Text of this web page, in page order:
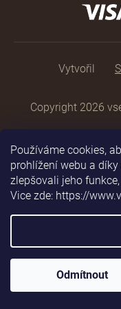
Používáme cookies,
prohlížení webu a
zlepšovali jeho
Vice zde: https://
Odmítnout
Copyright 2026